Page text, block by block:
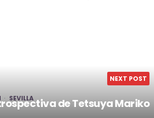
SEVILLA
NEXT POST
de Tetsuya Mariko